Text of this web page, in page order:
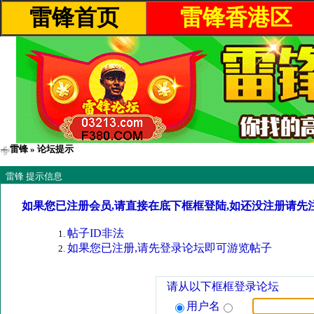
雷锋首页 雷锋香港区
雷锋 » 论坛提示
雷锋 提示信息
如果您已注册会员,请直接在底下框框登陆,如还没注册请先
帖子ID非法
如果您已注册,请先登录论坛即可游览帖子
请从以下框框登录论坛
用户名